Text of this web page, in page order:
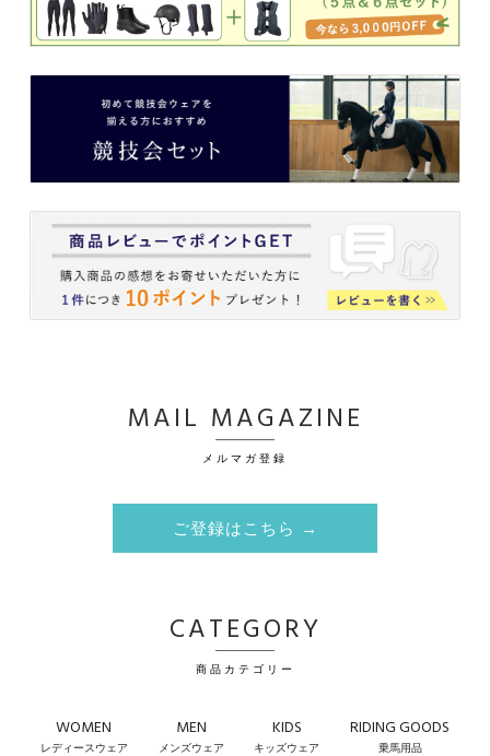
MAIL MAGAZINE
メルマガ登録
ご登録はこちら →
CATEGORY
商品カテゴリー
WOMEN
レディースウェア
MEN
メンズウェア
KIDS
キッズウェア
RIDING GOODS
乗馬用品